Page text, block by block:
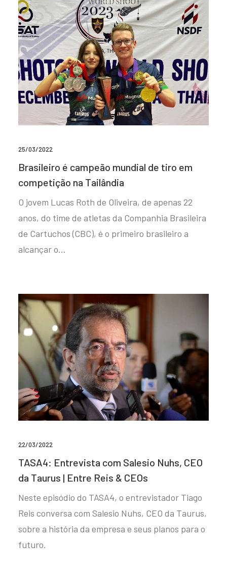
25/03/2022
Brasileiro é campeão mundial de tiro em
competição na Tailândia
O jovem Lucas Roth de Oliveira, de apenas 22
anos, do time de atletas da Companhia Brasileira
de Cartuchos (CBC), é o primeiro brasileiro a
alcançar o…
22/03/2022
TASA4: Entrevista com Salesio Nuhs, CEO
da Taurus | Entre Reis & CEOs
Neste episódio do TASA4, o entrevistador Tiago
Reis conversa com Salesio Nuhs, CEO da Taurus,
sobre a história da empresa e seus planos para o
futuro.